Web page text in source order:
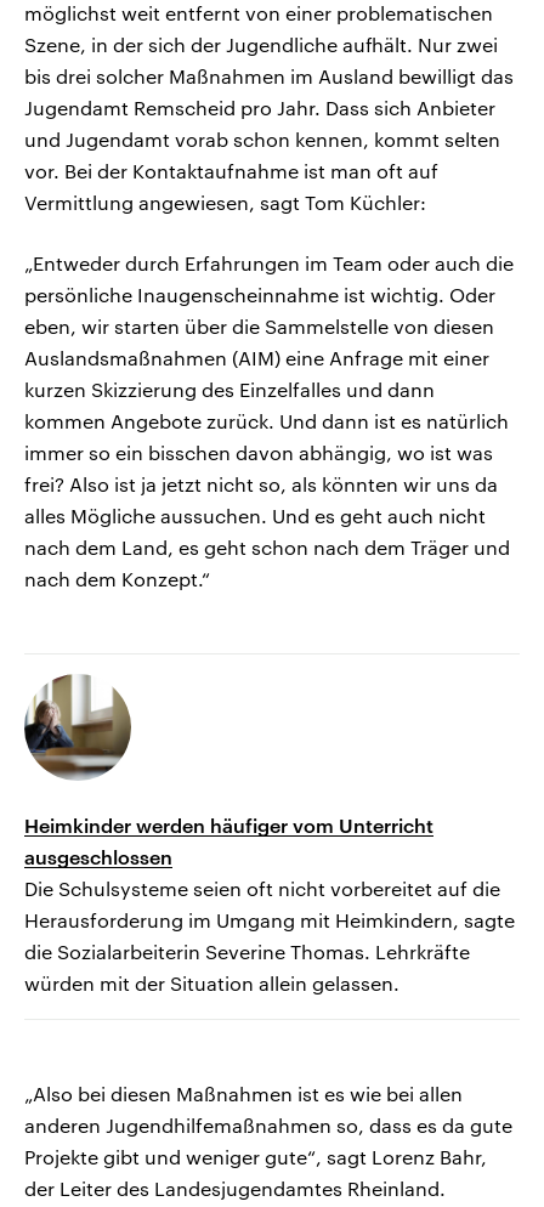
möglichst weit entfernt von einer problematischen
Szene, in der sich der Jugendliche aufhält. Nur zwei
bis drei solcher Maßnahmen im Ausland bewilligt das
Jugendamt Remscheid pro Jahr. Dass sich Anbieter
und Jugendamt vorab schon kennen, kommt selten
vor. Bei der Kontaktaufnahme ist man oft auf
Vermittlung angewiesen, sagt Tom Küchler:
„Entweder durch Erfahrungen im Team oder auch die
persönliche Inaugenscheinnahme ist wichtig. Oder
eben, wir starten über die Sammelstelle von diesen
Auslandsmaßnahmen (AIM) eine Anfrage mit einer
kurzen Skizzierung des Einzelfalles und dann
kommen Angebote zurück. Und dann ist es natürlich
immer so ein bisschen davon abhängig, wo ist was
frei? Also ist ja jetzt nicht so, als könnten wir uns da
alles Mögliche aussuchen. Und es geht auch nicht
nach dem Land, es geht schon nach dem Träger und
nach dem Konzept.“
Heimkinder werden häufiger vom Unterricht
ausgeschlossen
Die Schulsysteme seien oft nicht vorbereitet auf die
Herausforderung im Umgang mit Heimkindern, sagte
die Sozialarbeiterin Severine Thomas. Lehrkräfte
würden mit der Situation allein gelassen.
„Also bei diesen Maßnahmen ist es wie bei allen
anderen Jugendhilfemaßnahmen so, dass es da gute
Projekte gibt und weniger gute“, sagt Lorenz Bahr,
der Leiter des Landesjugendamtes Rheinland.